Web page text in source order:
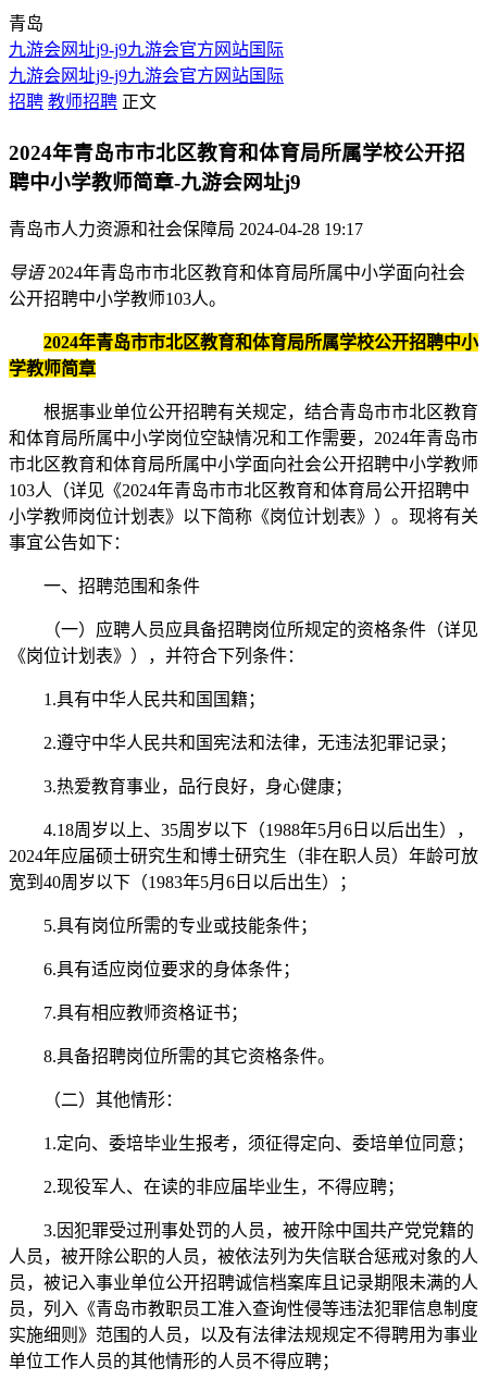
青岛
九游会网址j9-j9九游会官方网站国际
九游会网址j9-j9九游会官方网站国际
招聘 教师招聘 正文
2024年青岛市市北区教育和体育局所属学校公开招
聘中小学教师简章-九游会网址j9
青岛市人力资源和社会保障局 2024-04-28 19:17
导语2024年青岛市市北区教育和体育局所属中小学面向社会
公开招聘中小学教师103人。
2024年青岛市市北区教育和体育局所属学校公开招聘中小
学教师简章
根据事业单位公开招聘有关规定，结合青岛市市北区教育
和体育局所属中小学岗位空缺情况和工作需要，2024年青岛市
市北区教育和体育局所属中小学面向社会公开招聘中小学教师
103人（详见《2024年青岛市市北区教育和体育局公开招聘中
小学教师岗位计划表》以下简称《岗位计划表》）。现将有关
事宜公告如下：
一、招聘范围和条件
（一）应聘人员应具备招聘岗位所规定的资格条件（详见
《岗位计划表》），并符合下列条件：
1.具有中华人民共和国国籍；
2.遵守中华人民共和国宪法和法律，无违法犯罪记录；
3.热爱教育事业，品行良好，身心健康；
4.18周岁以上、35周岁以下（1988年5月6日以后出生），
2024年应届硕士研究生和博士研究生（非在职人员）年龄可放
宽到40周岁以下（1983年5月6日以后出生）；
5.具有岗位所需的专业或技能条件；
6.具有适应岗位要求的身体条件；
7.具有相应教师资格证书；
8.具备招聘岗位所需的其它资格条件。
（二）其他情形：
1.定向、委培毕业生报考，须征得定向、委培单位同意；
2.现役军人、在读的非应届毕业生，不得应聘；
3.因犯罪受过刑事处罚的人员，被开除中国共产党党籍的
人员，被开除公职的人员，被依法列为失信联合惩戒对象的人
员，被记入事业单位公开招聘诚信档案库且记录期限未满的人
员，列入《青岛市教职员工准入查询性侵等违法犯罪信息制度
实施细则》范围的人员，以及有法律法规规定不得聘用为事业
单位工作人员的其他情形的人员不得应聘；